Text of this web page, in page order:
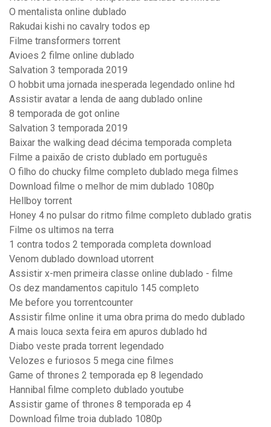
O mentalista online dublado
Rakudai kishi no cavalry todos ep
Filme transformers torrent
Avioes 2 filme online dublado
Salvation 3 temporada 2019
O hobbit uma jornada inesperada legendado online hd
Assistir avatar a lenda de aang dublado online
8 temporada de got online
Salvation 3 temporada 2019
Baixar the walking dead décima temporada completa
Filme a paixão de cristo dublado em português
O filho do chucky filme completo dublado mega filmes
Download filme o melhor de mim dublado 1080p
Hellboy torrent
Honey 4 no pulsar do ritmo filme completo dublado gratis
Filme os ultimos na terra
1 contra todos 2 temporada completa download
Venom dublado download utorrent
Assistir x-men primeira classe online dublado - filme
Os dez mandamentos capitulo 145 completo
Me before you torrentcounter
Assistir filme online it uma obra prima do medo dublado
A mais louca sexta feira em apuros dublado hd
Diabo veste prada torrent legendado
Velozes e furiosos 5 mega cine filmes
Game of thrones 2 temporada ep 8 legendado
Hannibal filme completo dublado youtube
Assistir game of thrones 8 temporada ep 4
Download filme troia dublado 1080p